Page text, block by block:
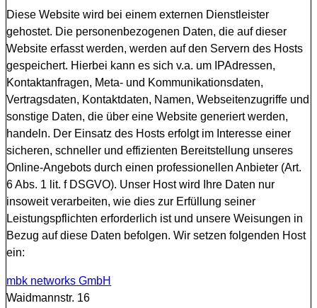
Diese Website wird bei einem externen Dienstleister
gehostet. Die personenbezogenen Daten, die auf dieser
Website erfasst werden, werden auf den Servern des Hosts
gespeichert. Hierbei kann es sich v.a. um IPAdressen,
Kontaktanfragen, Meta- und Kommunikationsdaten,
Vertragsdaten, Kontaktdaten, Namen, Webseitenzugriffe und
sonstige Daten, die über eine Website generiert werden,
handeln. Der Einsatz des Hosts erfolgt im Interesse einer
sicheren, schneller und effizienten Bereitstellung unseres
Online-Angebots durch einen professionellen Anbieter (Art.
6 Abs. 1 lit. f DSGVO). Unser Host wird Ihre Daten nur
insoweit verarbeiten, wie dies zur Erfüllung seiner
Leistungspflichten erforderlich ist und unsere Weisungen in
Bezug auf diese Daten befolgen. Wir setzen folgenden Host
ein:
mbk networks GmbH
Waidmannstr. 16